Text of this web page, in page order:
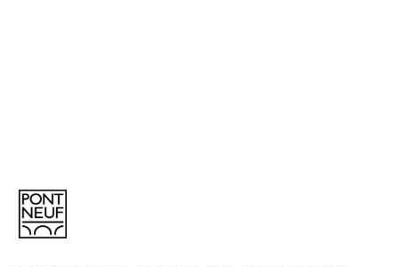
NAZWA
PRODUCENTA:
PONT
NEUF